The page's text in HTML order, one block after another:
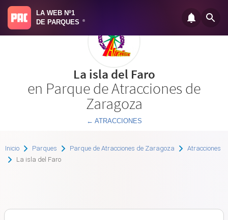
LA WEB Nº1
DE PARQUES
®
La isla del Faro
en Parque de Atracciones de
Zaragoza
← ATRACCIONES
Inicio Parques Parque de Atracciones de Zaragoza
Atracciones
La isla del Faro